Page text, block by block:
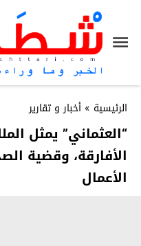
الرئيسية » أخبار و تقارير
“العثماني” يمثل
الأفارقة، وقضية
الأعمال